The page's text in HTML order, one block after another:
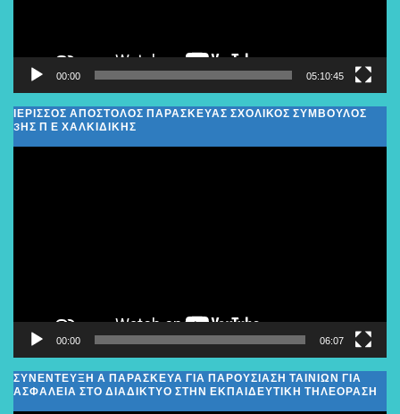
00:00 05:10:45
ΙΕΡΙΣΣΟΣ ΑΠΟΣΤΟΛΟΣ ΠΑΡΑΣΚΕΥΑΣ ΣΧΟΛΙΚΌΣ ΣΎΜΒΟΥΛΟΣ
3ΗΣ Π Ε ΧΑΛΚΙΔΙΚΉΣ
00:00 06:07
ΣΥΝΕΝΤΕΥΞΗ Α ΠΑΡΑΣΚΕΥΑ ΓΙΑ ΠΑΡΟΥΣΙΑΣΗ ΤΑΙΝΙΩΝ ΓΙΑ
ΑΣΦΑΛΕΙΑ ΣΤΟ ΔΙΑΔΙΚΤΥΟ ΣΤΗΝ ΕΚΠΑΙΔΕΥΤΙΚΗ ΤΗΛΕΟΡΑΣΗ